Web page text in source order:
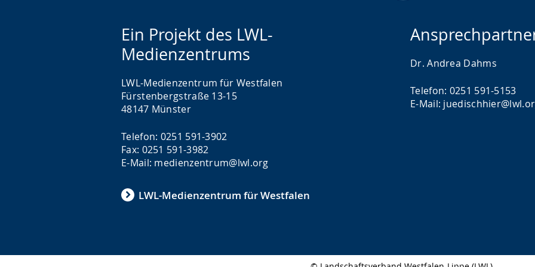
Ein Projekt des LWL-
Medienzentrums
LWL-Medienzentrum für Westfalen
Fürstenbergstraße 13-15
48147 Münster
Telefon: 0251 591-3902
Fax: 0251 591-3982
E-Mail: medienzentrum@lwl.org
LWL-Medienzentrum für Westfalen
Dr. Andrea Dahms
Telefon: 0251 591-5153
E-Mail: